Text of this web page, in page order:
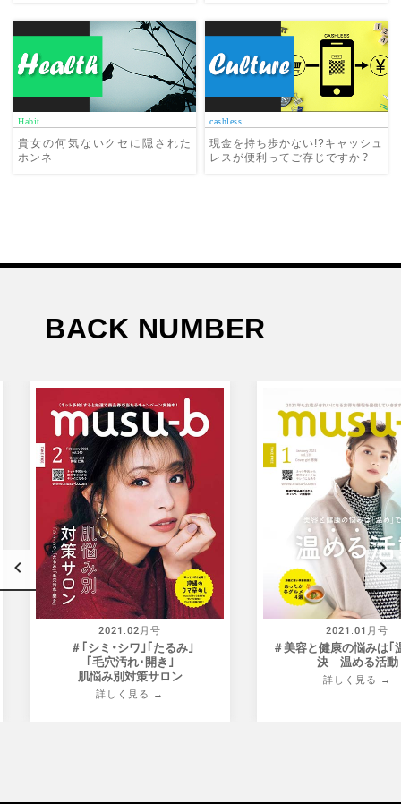
Habit
貴女の何気ないクセに隠された
ホンネ
cashless
現金を持ち歩かない!?キャッシュ
レスが便利ってご存じですか？
BACK NUMBER
2021.01月号
＃美容と健康の悩みは｢温め｣で解
決 温める活動
詳しく見る →
2020.12
＃QAB 琉球朝日放
アナタはどんな